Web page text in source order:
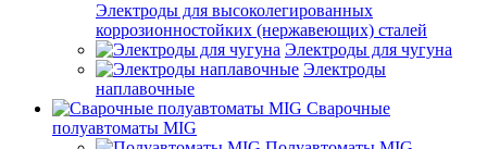
Электроды для высоколегированных
коррозионностойких (нержавеющих) сталей
Электроды для чугуна
Электроды
наплавочные
Сварочные
полуавтоматы MIG